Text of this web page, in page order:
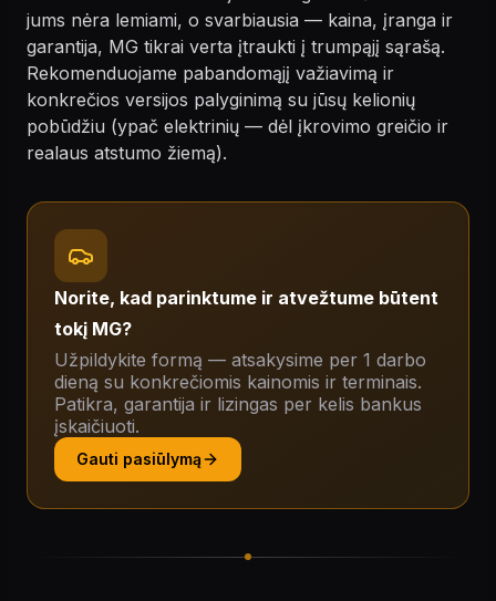
jums nėra lemiami, o svarbiausia — kaina, įranga ir
garantija, MG tikrai verta įtraukti į trumpąjį sąrašą.
Rekomenduojame pabandomąjį važiavimą ir
konkrečios versijos palyginimą su jūsų kelionių
pobūdžiu (ypač elektrinių — dėl įkrovimo greičio ir
realaus atstumo žiemą).
Norite, kad parinktume ir atvežtume būtent
tokį MG?
Užpildykite formą — atsakysime per 1 darbo
dieną su konkrečiomis kainomis ir terminais.
Patikra, garantija ir lizingas per kelis bankus
įskaičiuoti.
Gauti pasiūlymą